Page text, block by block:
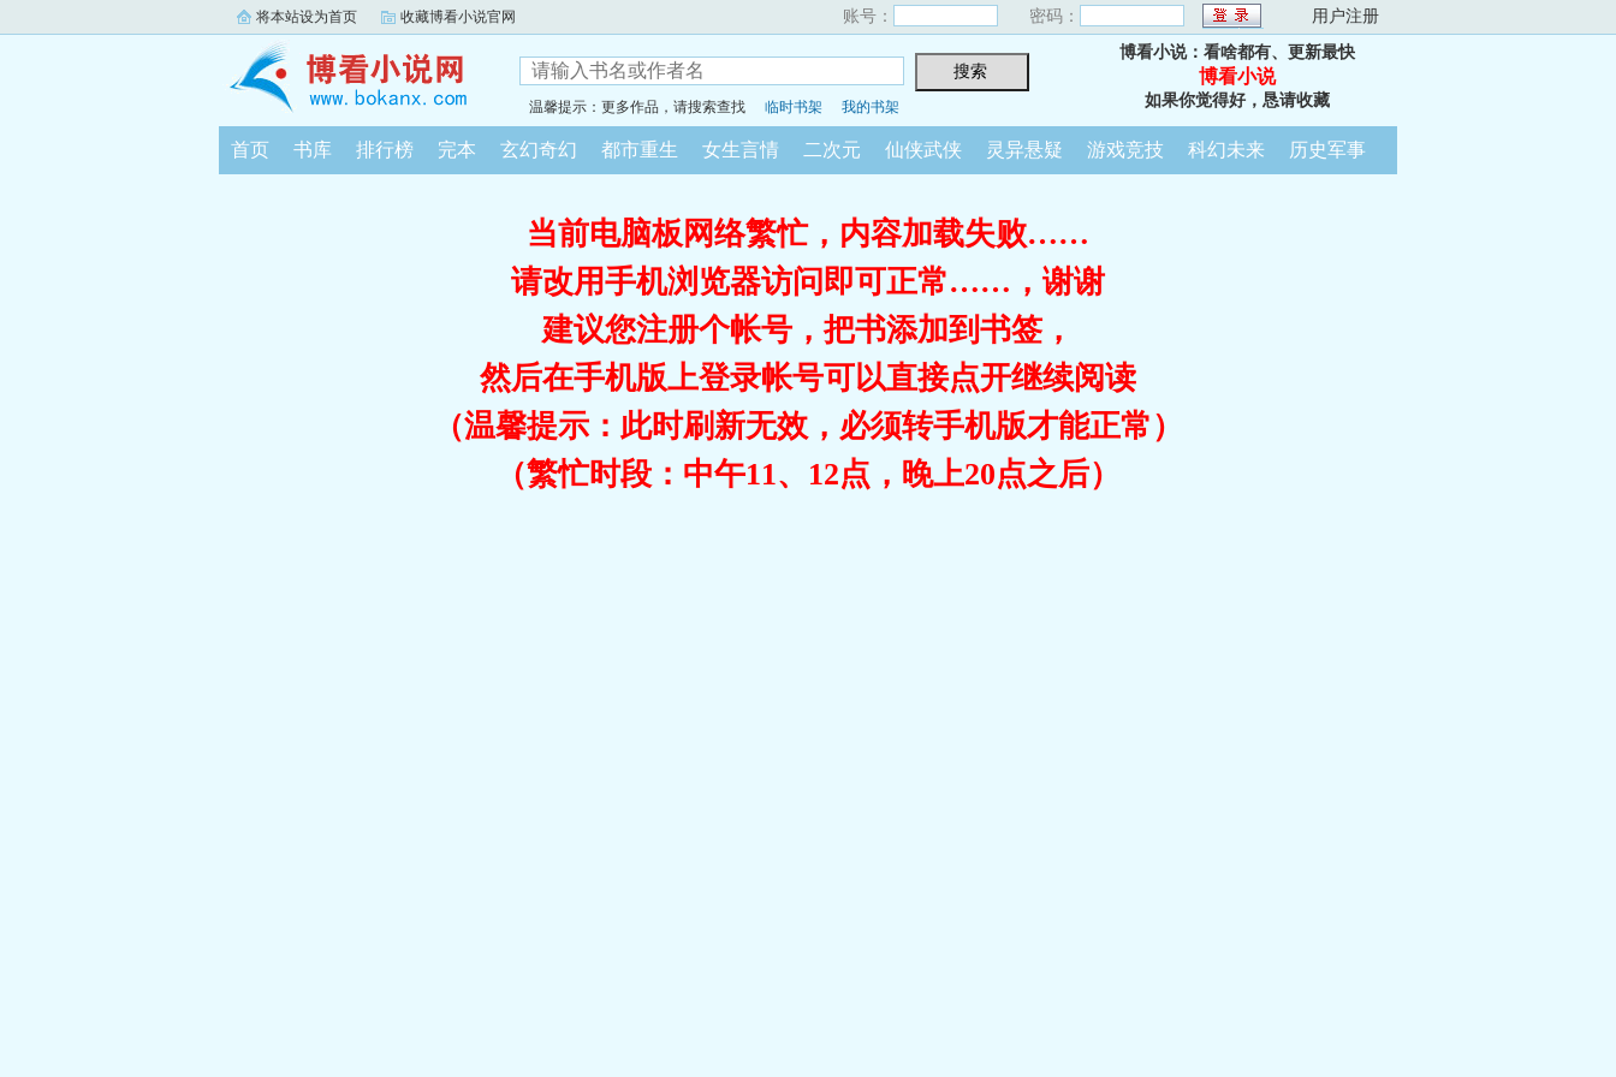
将本站设为首页 收藏博看小说官网 账号： 密码： 用户注册
温馨提示：更多作品，请搜索查找 临时书架 我的书架
博看小说：看啥都有、更新最快
博看小说
如果你觉得好，恳请收藏
首页 书库 排行榜 完本 玄幻奇幻 都市重生 女生言情 二次元 仙侠武侠 灵异悬疑 游戏竞技 科幻未来 历史军事
当前电脑板网络繁忙，内容加载失败……
请改用手机浏览器访问即可正常……，谢谢
建议您注册个帐号，把书添加到书签，
然后在手机版上登录帐号可以直接点开继续阅读
（温馨提示：此时刷新无效，必须转手机版才能正常）
（繁忙时段：中午11、12点，晚上20点之后）